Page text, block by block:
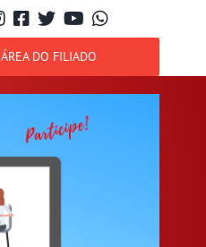
ÁREA DO FILIADO